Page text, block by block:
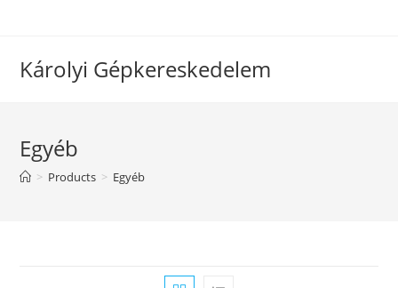
Károlyi Gépkereskedelem
Egyéb
> Products > Egyéb